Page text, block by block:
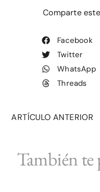
Comparte
Facebook
Twitter
WhatsApp
Threads
ARTÍCULO ANTERIOR
También te